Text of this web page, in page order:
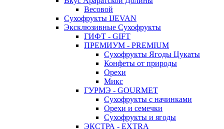
Весовой
Сухофрукты IJEVAN
Эксклюзивные Сухофрукты
ГИФТ - GIFT
ПРЕМИУМ - PREMIUM
Сухофрукты Ягоды Цукаты
Конфеты от природы
Орехи
Микс
ГУРМЭ - GOURMET
Сухофрукты с начинками
Орехи и семечки
Сухофрукты и ягоды
ЭКСТРА - EXTRA